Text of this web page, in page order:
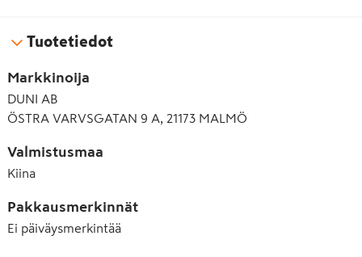
Tuotetiedot
Markkinoija
DUNI AB
ÖSTRA VARVSGATAN 9 A, 21173 MALMÖ
Valmistusmaa
Kiina
Pakkausmerkinnät
Ei päiväysmerkintää